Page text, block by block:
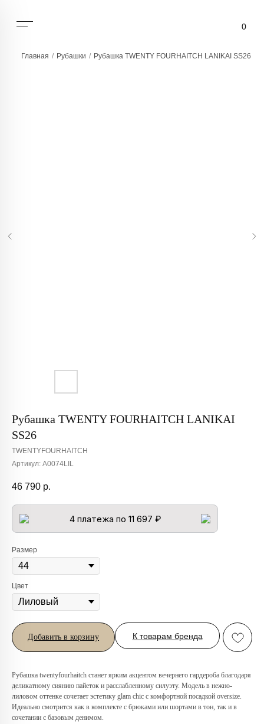
Главная / Рубашки / Рубашка TWENTY FOURHAITCH LANIKAI SS26
Рубашка TWENTY FOURHAITCH LANIKAI
SS26
TWENTYFOURHAITCH
Артикул: A0074LIL
46 790 р.
4 платежа по 11 697 ₽
Размер
Цвет
Добавить в корзину К товарам бренда
Рубашка twentyfourhaitch станет ярким акцентом вечернего гардероба благодаря
деликатному сиянию пайеток и расслабленному силуэту. Модель в нежно-
лиловом оттенке сочетает эстетику glam chic с комфортной посадкой oversize.
Идеально смотрится как в комплекте с брюками или шортами в тон, так и в
сочетании с базовым денимом.
Любую вещь можно